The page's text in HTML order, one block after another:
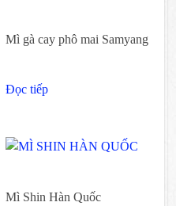
Mì gà cay phô mai Samyang
Đọc tiếp
Mì Shin Hàn Quốc